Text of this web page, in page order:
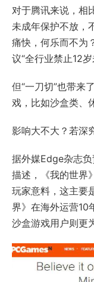
对于腾讯来说，相
未成年保护不放，
痛快，何乐而不为
议“全行业禁止12岁
但“一刀切”也带来
戏，比如沙盒类、
影响大不大？若深
据外媒Edge杂志
描述，《我的世界
玩家意料，这主要
界》在海外运营10
沙盒游戏用户则更